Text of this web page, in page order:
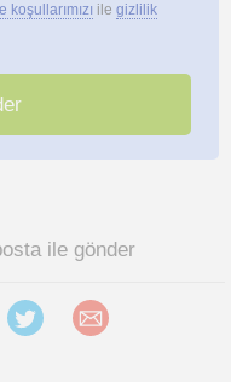
koşullarımızı ile gizlilik
ile gönder